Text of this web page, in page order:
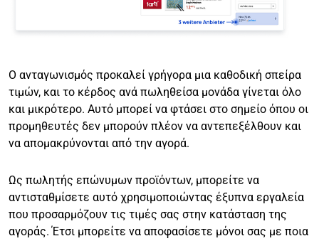
Ο ανταγωνισμός προκαλεί γρήγορα μια καθοδική σπείρα
τιμών, και το κέρδος ανά πωληθείσα μονάδα γίνεται όλο
και μικρότερο. Αυτό μπορεί να φτάσει στο σημείο όπου οι
προμηθευτές δεν μπορούν πλέον να αντεπεξέλθουν και
να απομακρύνονται από την αγορά.
Ως πωλητής επώνυμων προϊόντων, μπορείτε να
αντισταθμίσετε αυτό χρησιμοποιώντας έξυπνα εργαλεία
που προσαρμόζουν τις τιμές σας στην κατάσταση της
αγοράς. Έτσι μπορείτε να αποφασίσετε μόνοι σας με ποια